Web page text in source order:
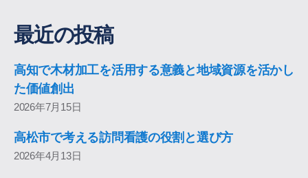
最近の投稿
高知で木材加工を活用する意義と地域資源を活かし
た価値創出
2026年7月15日
高松市で考える訪問看護の役割と選び方
2026年4月13日